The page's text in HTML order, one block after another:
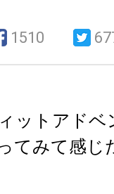
1510
ットアドベ
てみて感じ